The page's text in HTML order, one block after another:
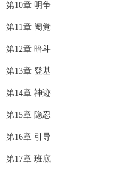
第10章 明争
第11章 阉党
第12章 暗斗
第13章 登基
第14章 神迹
第15章 隐忍
第16章 引导
第17章 班底